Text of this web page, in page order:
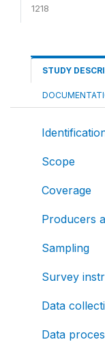
1218
STUDY
Scope
Coverage
Producers
Sampling
Survey
Data
Data